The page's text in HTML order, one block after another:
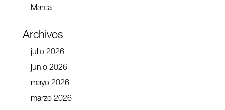
Marca
Archivos
julio 2026
junio 2026
mayo 2026
marzo 2026